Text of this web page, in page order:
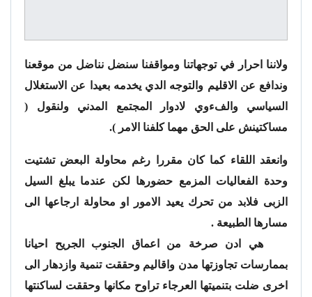
ولاننا احرار في توجهاتنا ومواقفنا سنضل نناضل من موقعنا
وندافع عن الاقليم والتوجه الدي يخدمه بعيدا عن الاستغلال
السياسي والفءوي لادوار المجتمع المدني ولنقول (
مساكتينش على الحق مهما كلفنا الامر ).
وانعقد اللقاء كما كان مقررا رغم محاولة البعض تشتيت
وحدة الفعاليات المزمع حضورها لكن عندما يبلغ السيل
الزبى فلابد من تحرك يعيد الامور او محاولة ارجاعها الى
مسارها الطبيعة .
هي ادن صرخة من اعماق الجنوب الجريح احيانا
بممارسات تجاوزتها مدن واقاليم وحققت تنمية وازدهار الى
اخرى ضلت بتنميتها العرجاء تراوح مكانها وحققت لساكنتها